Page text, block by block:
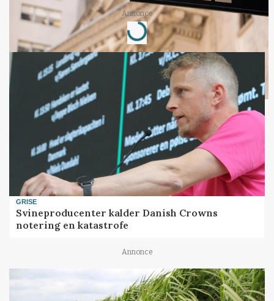
Annonce
Loading...
GRISE
Svineproducenter kalder Danish Crowns
notering en katastrofe
Annonce